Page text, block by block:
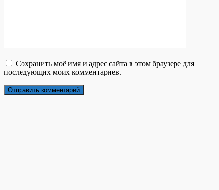
Сохранить моё имя и адрес сайта в этом браузере для
последующих моих комментариев.